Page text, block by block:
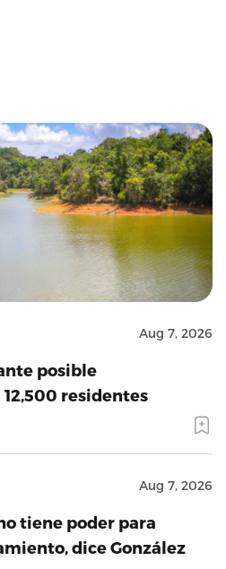
Aug 7, 2026
posible
residentes
Aug 7, 2026
tiene poder para
dice González